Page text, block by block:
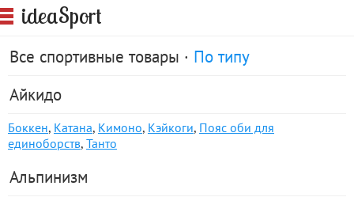
ideaSport
Все спортивные товары · По типу
Айкидо
Боккен, Катана, Кимоно, Кэйкоги, Пояс оби для
единоборств, Танто
Альпинизм